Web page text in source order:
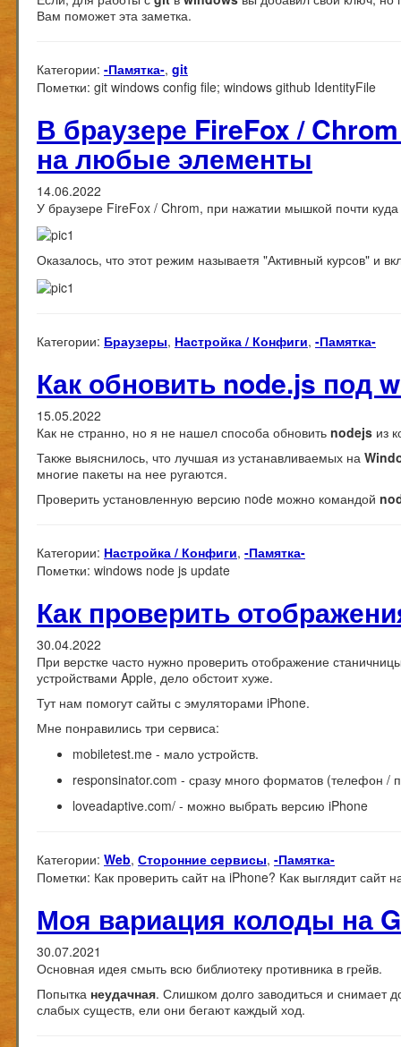
Вам поможет эта заметка.
Категории: -Памятка-, git
Пометки: git windows config file; windows github IdentityFile
В браузере FireFox /
на любые элементы
14.06.2022
У браузере FireFox / Chrom, при нажатии мышкой почти
Оказалось, что этот режим называетя "Активный курсов" и
Категории: Браузеры, Настройка / Конфиги, -Памятка-
Как обновить node.js под
15.05.2022
Как не странно, но я не нашел способа обновить nodejs из
Также выяснилось, что лучшая из устанавливаемых на
многие пакеты на нее ругаются.
Проверить установленную версию node можно командой
Категории: Настройка / Конфиги, -Памятка-
Пометки: windows node js update
Как проверить
30.04.2022
При верстке часто нужно проверить отображение
устройствами Apple, дело обстоит хуже.
Тут нам помогут сайты с эмуляторами iPhone.
Мне понравились три сервиса:
mobiletest.me - мало устройств.
responsinator.com - сразу много форматов (телефон /
loveadaptive.com/ - можно выбрать версию iPhone
Категории: Web, Сторонние сервисы, -Памятка-
Пометки: Как проверить сайт на iPhone? Как выглядит сайт
Моя вариация колоды на
30.07.2021
Основная идея смыть всю библиотеку противника в грейв.
Попытка неудачная. Слишком долго заводиться и снимает
слабых существ, ели они бегают каждый ход.